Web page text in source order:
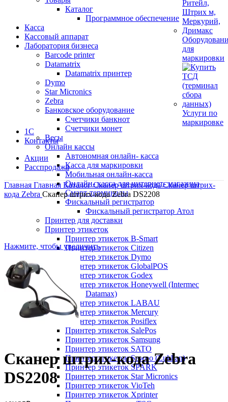
Каталог
Программное обеспечение
Касса
Кассовый аппарат
Лаборатория бизнеса
Barcode printer
Datamatrix
Datamatrix принтер
Dymo
Star Micronics
Zebra
Банковское оборудование
Счетчики банкнот
Счетчики монет
Весы
Онлайн кассы
Автономная онлайн- касса
Касса для маркировки
Мобильная онлайн-касса
Онлайн- касса для интернет- магазина
Смарт-терминалы
Фискальный регистратор
Фискальный регистратор Атол
Принтер для доставки
Принтер этикеток
Принтер этикеток B-Smart
Принтер этикеток Citizen
Принтер этикеток Dymo
Принтер этикеток GlobalPOS
Принтер этикеток Godex
Принтер этикеток Honeywell (Intermec
Datamax)
Принтер этикеток LABAU
Принтер этикеток Mercury
Принтер этикеток Posiflex
Принтер этикеток SalePos
Принтер этикеток Samsung
Принтер этикеток SATO
Принтер этикеток Sewoo (Lukhan)
Принтер этикеток SPARK
Принтер этикеток Star Micronics
Принтер этикеток VioTeh
Принтер этикеток Xprinter
для
маркировки
Услуги по
маркировке
1С
Контакты
Акции
Расспродажа
Главная Главная КаталогСканер штрих-кодаСканер штрих-
кода Zebra Сканер штрих-кода Zebra DS2208
Нажмите, чтобы увеличить
Сканер штрих-кода Zebra
DS2208